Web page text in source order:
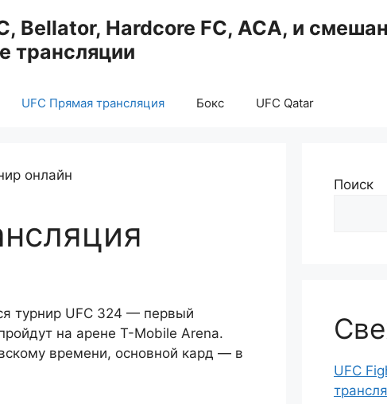
Bellator, Hardcore FC, ACA, и
трансляции
UFC Прямая трансляция Бокс UFC Qatar
турнир UFC 324 — первый
на арене T-Mobile Arena.
времени, основной кард — в
Поиск
UFC